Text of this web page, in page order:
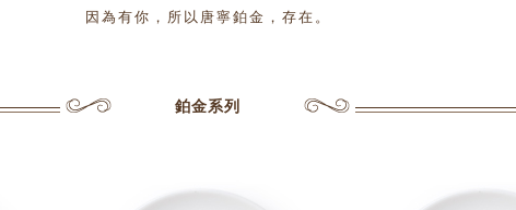
因為有你，所以唐寧鉑金，存在。
鉑金系列